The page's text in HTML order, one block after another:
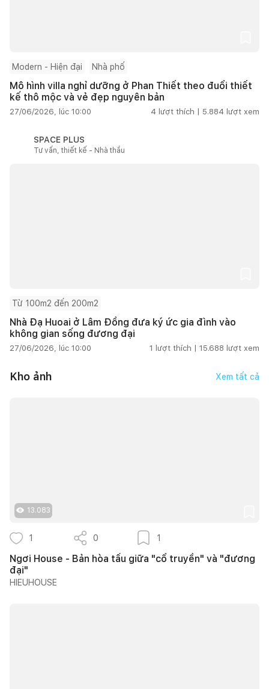
Modern - Hiện đại Nhà phố
Mô hình villa nghỉ dưỡng ở Phan Thiết theo đuổi thiết
kế thô mộc và vẻ đẹp nguyên bản
27/06/2026, lúc 10:00 4 lượt thích | 5.884 lượt xem
SPACE PLUS
Tư vấn, thiết kế - Nhà thầu
Từ 100m2 đến 200m2
Nhà Đạ Huoai ở Lâm Đồng đưa ký ức gia đình vào
không gian sống đương đại
27/06/2026, lúc 10:00 1 lượt thích | 15.688 lượt xem
Kho ảnh Xem tất cả
13.083
1 0 1
Ngơi House - Bản hòa tấu giữa "cổ truyền" và "đương
đại"
HIEUHOUSE